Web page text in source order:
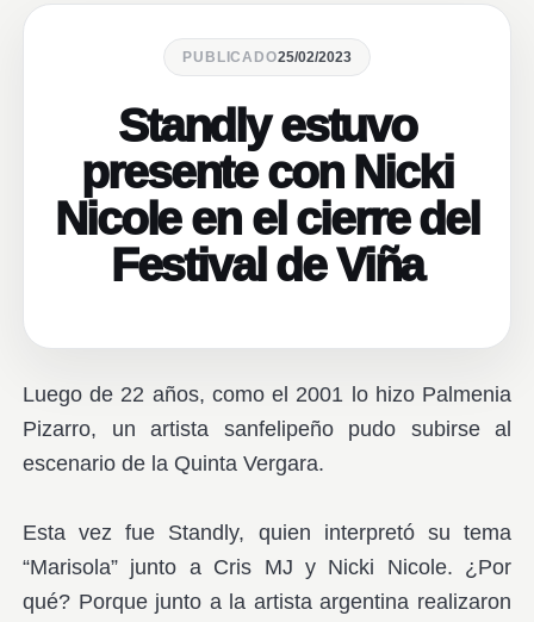
PUBLICADO25/02/2023
Standly estuvo
presente con Nicki
Nicole en el cierre del
Festival de Viña
Luego de 22 años, como el 2001 lo hizo Palmenia
Pizarro, un artista sanfelipeño pudo subirse al
escenario de la Quinta Vergara.
Esta vez fue Standly, quien interpretó su tema
“Marisola” junto a Cris MJ y Nicki Nicole. ¿Por
qué? Porque junto a la artista argentina realizaron